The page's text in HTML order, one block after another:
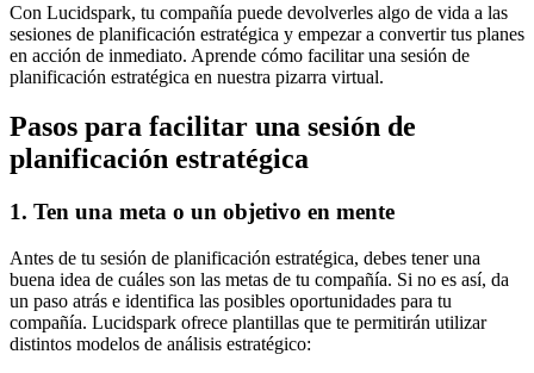
Con Lucidspark, tu compañía puede devolverles algo de vida a las
sesiones de planificación estratégica y empezar a convertir tus planes
en acción de inmediato. Aprende cómo facilitar una sesión de
planificación estratégica en nuestra pizarra virtual.
Pasos para facilitar una sesión de
planificación estratégica
1. Ten una meta o un objetivo en mente
Antes de tu sesión de planificación estratégica, debes tener una
buena idea de cuáles son las metas de tu compañía. Si no es así, da
un paso atrás e identifica las posibles oportunidades para tu
compañía. Lucidspark ofrece plantillas que te permitirán utilizar
distintos modelos de análisis estratégico: